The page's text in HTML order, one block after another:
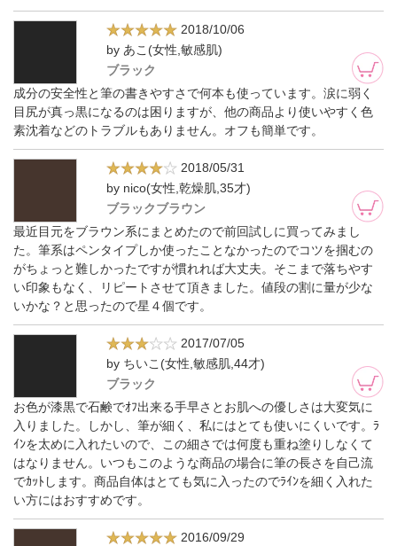
2018/10/06
by あこ(女性,敏感肌)
ブラック
成分の安全性と筆の書きやすさで何本も使っています。涙に弱く
目尻が真っ黒になるのは困りますが、他の商品より使いやすく色
素沈着などのトラブルもありません。オフも簡単です。
2018/05/31
by nico(女性,乾燥肌,35才)
ブラックブラウン
最近目元をブラウン系にまとめたので前回試しに買ってみまし
た。筆系はペンタイプしか使ったことなかったのでコツを掴むの
がちょっと難しかったですが慣れれば大丈夫。そこまで落ちやす
い印象もなく、リピートさせて頂きました。値段の割に量が少な
いかな？と思ったので星４個です。
2017/07/05
by ちいこ(女性,敏感肌,44才)
ブラック
お色が漆黒で石鹸でｵﾌ出来る手早さとお肌への優しさは大変気に
入りました。しかし、筆が細く、私にはとても使いにくいです。ﾗ
ｲﾝを太めに入れたいので、この細さでは何度も重ね塗りしなくて
はなりません。いつもこのような商品の場合に筆の長さを自己流
でｶｯﾄします。商品自体はとても気に入ったのでﾗｲﾝを細く入れた
い方にはおすすめです。
2016/09/29